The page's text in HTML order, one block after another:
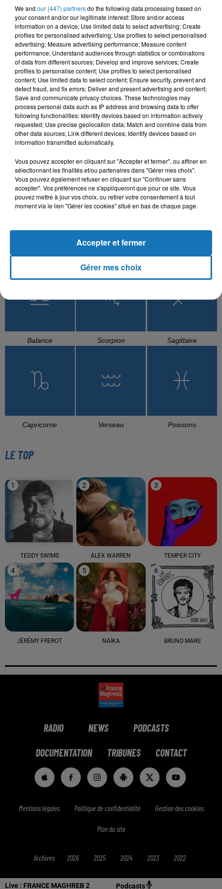
Live : FRANCE MAGHREB 2 Podcasts
CHEB NASRO
Reviens À Moi
RAOUF MAHER
Mabrouk
NOUAMAN BELAIACHI
Mon Bb D'amour
L'HOROSCOPE
Bélier Taureau Gémeaux
Cancer Lion Vierge
Balance Scorpion Sagittaire
Capricorne Verseau Poissons
LE TOP
1
TEDDY SWIMS
2
ALEX WARREN
3
TEMPER CITY
4
JÉRÉMY FREROT
5
NAÏKA
6
BRUNO MARS
RADIO NEWS PODCASTS
DOCUMENTATION TRIBUNES CONTACT
Mentions légales Politique de confidentialité Gestion des cookies
Plan du site
Archives 2026 2025 2024 2023 2022
We and our (447) partnersdo the following data processing based on
your consent and/or our legitimate interest: Store and/or access
information on a device; Use limited data to select advertising; Create
profiles for personalised advertising; Use profiles to select personalised
advertising; Measure advertising performance; Measure content
performance; Understand audiences through statistics or combinations
of data from different sources; Develop and improve services; Create
profiles to personalise content; Use profiles to select personalised
content; Use limited data to select content; Ensure security, prevent and
detect fraud, and fix errors; Deliver and present advertising and content;
Save and communicate privacy choices. These technologies may
process personal data such as IP address and browsing data to offer
following functionalities: Identify devices based on information actively
requested; Use precise geolocation data; Match and combine data from
other data sources; Link different devices; Identify devices based on
information transmitted automatically.
Vous pouvez accepter en cliquant sur "Accepter et fermer", ou affiner en
sélectionnant les finalités et/ou partenaires dans "Gérer mes choix".
Vous pouvez également refuser en cliquant sur "Continuer sans
accepter". Vos préférences ne s'appliqueront que pour ce site. Vous
pouvez mettre à jour vos choix, ou retirer votre consentement à tout
moment via le lien "Gérer les cookies" situé en bas de chaque page.
Gérer mes choix
Accepter et fermer